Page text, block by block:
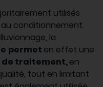
utilisés
conditionnement.
la
permet en effet une
de traitement,en
tout en limitant